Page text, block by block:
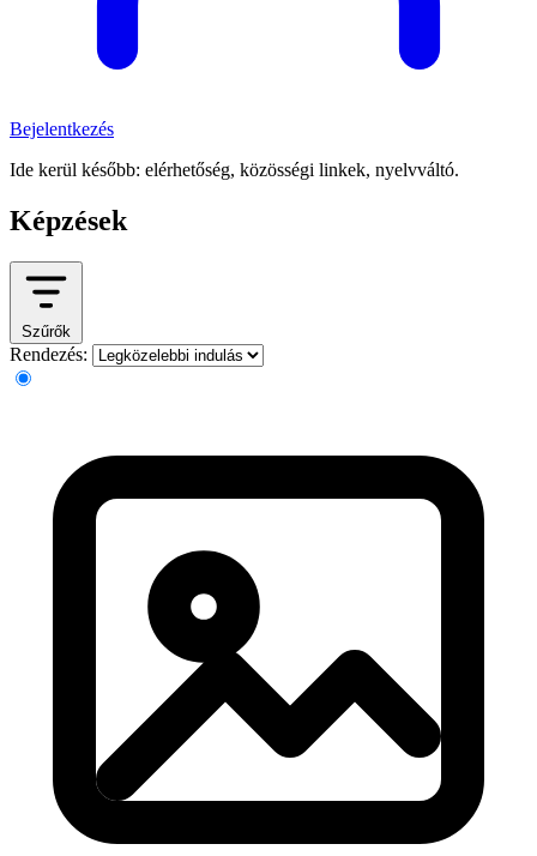
Bejelentkezés
Ide kerül később: elérhetőség, közösségi linkek, nyelvváltó.
Képzések
Szűrők
Rendezés: